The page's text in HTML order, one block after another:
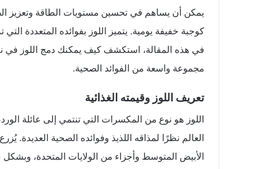
يمكن أن يساهم في تحسين مستويات الطاقة وتعزيز
كوجبة خفيفة يومية. يتميز اللوز بفوائده المتعددة
في هذه المقالة، استكشف كيف يمكنك دمج اللوز في
مجموعة واسعة من الفوائد الصحية.
تعريف اللوز وقيمته الغذائية
اللوز هو نوع من المكسرات التي تنتمي إلى عائلة
العالم نظرًا لمذاقه اللذيذ وفوائده الصحية العديدة.
الأبيض المتوسط وأجزاء من الولايات المتحدة،